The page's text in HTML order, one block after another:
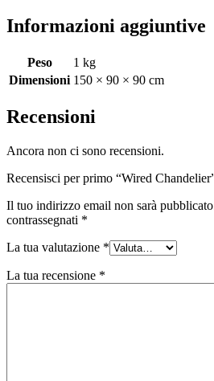
Informazioni aggiuntive
Peso
1 kg
Dimensioni 150 × 90 × 90 cm
Recensioni
Ancora non ci sono recensioni.
Recensisci per primo “Wired
Il tuo indirizzo email non sarà
contrassegnati *
La tua valutazione *
La tua recensione *